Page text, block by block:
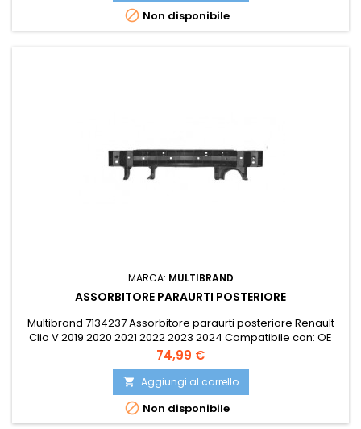
 Non disponibile
MARCA: MULTIBRAND
ASSORBITORE PARAURTI POSTERIORE
Multibrand 7134237 Assorbitore paraurti posteriore Renault
Clio V 2019 2020 2021 2022 2023 2024 Compatibile con: OE
850906063R PRASCO RN3321662
Prezzo
74,99 €
 Aggiungi al carrello
 Non disponibile